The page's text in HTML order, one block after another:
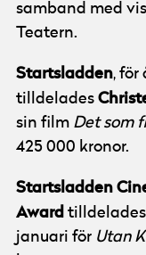
samband med
Teatern.
Startsladden, för
tilldelades
sin film Det som
425 000 kronor.
Startsladden
Award tilldelades
januari för Utan